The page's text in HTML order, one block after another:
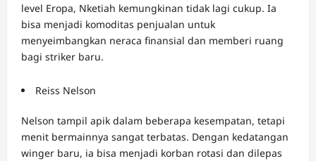
level Eropa, Nketiah kemungkinan tidak lagi cukup. Ia
bisa menjadi komoditas penjualan untuk
menyeimbangkan neraca finansial dan memberi ruang
bagi striker baru.
Reiss Nelson
Nelson tampil apik dalam beberapa kesempatan, tetapi
menit bermainnya sangat terbatas. Dengan kedatangan
winger baru, ia bisa menjadi korban rotasi dan dilepas